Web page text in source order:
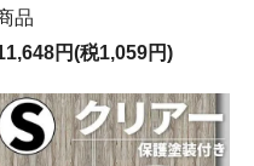
品
円(税1,059円)